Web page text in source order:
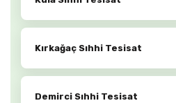
Kırkağaç Sıhhi Tesisat
Demirci Sıhhi Tesisat